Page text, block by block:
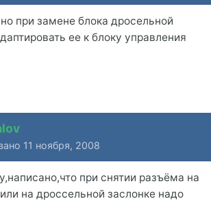
при замене блока дросельной
ее к блоку управления
11 ноября, 2008
при снятии разъёма на
на дроссельной заслонке надо